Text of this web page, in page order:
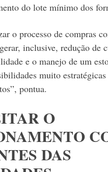
do lote mínimo dos
o processo de compras
inclusive, redução de
e o manejo de um
muito estratégicas
pontua.
O
DAS